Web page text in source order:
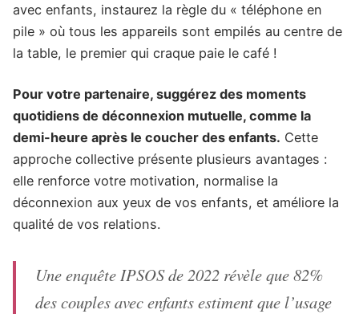
avec enfants, instaurez la règle du « téléphone en
pile » où tous les appareils sont empilés au centre de
la table, le premier qui craque paie le café !
Pour votre partenaire, suggérez des moments
quotidiens de déconnexion mutuelle, comme la
demi-heure après le coucher des enfants. Cette
approche collective présente plusieurs avantages :
elle renforce votre motivation, normalise la
déconnexion aux yeux de vos enfants, et améliore la
qualité de vos relations.
Une enquête IPSOS de 2022 révèle que 82%
des couples avec enfants estiment que l’usage